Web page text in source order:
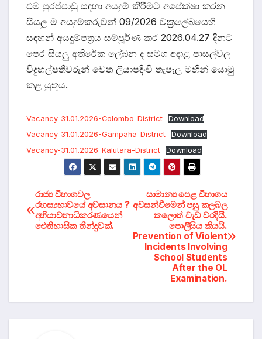
එම පුරප්පාඩු සඳහා අයදුම් කිරීමට අපේක්ෂා කරන
සියලු ම අයදුම්කරුවන් 09/2026 චක්‍රලේඛයෙහි
සඳහන් අයදුම්පත්‍රය සම්පූර්ණ කර 2026.04.27 දිනට
පෙර සියලු අතිරේක ලේඛන ද සමග අදාළ පාසල්වල
විදුහල්පතිවරුන් වෙත ලියාපදිංචි තැපෑල මඟින් යොමු
කළ යුතුය.
Vacancy-31.01.2026-Colombo-District
Download
Vacancy-31.01.2026-Gampaha-District
Download
Vacancy-31.01.2026-Kalutara-District
Download
Post
navigation
සාමාන්‍ය පෙළ විභාගය
අවසන්වීමෙන් පසු කලබල
කලොත් වැඩ වරදියි.
පොලීසිය කියයි.
Prevention of Violent
Incidents Involving
School Students
After the OL
Examination.
රාජ්‍ය විභාගවල
රහස්‍යභාවයේ අවසානය ?
අභියාචනාධිකරණයෙන්
ඓතිහාසික තීන්දුවක්.